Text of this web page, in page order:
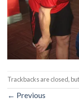
Trackbacks are closed,
← Previous